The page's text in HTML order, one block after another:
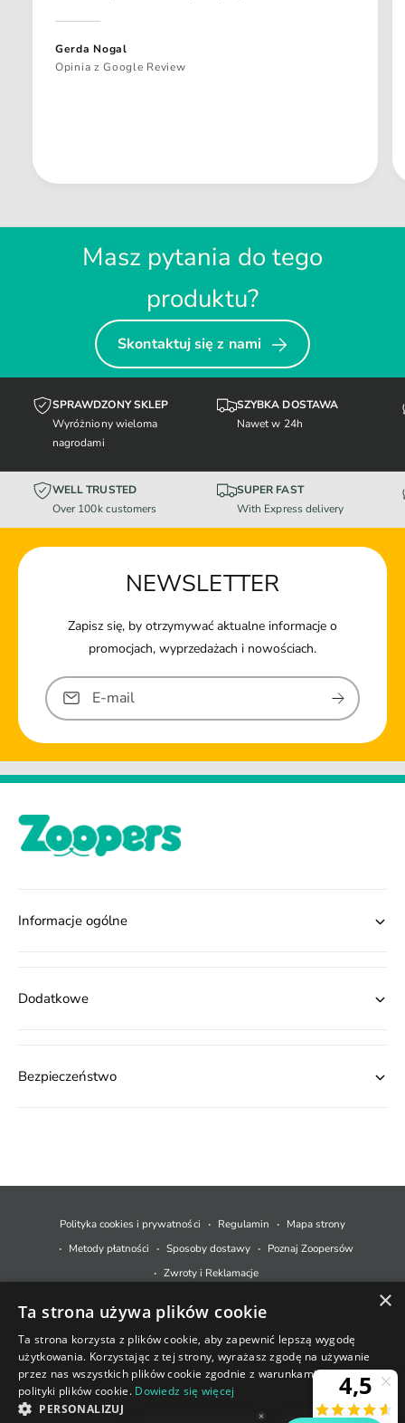
Gerda Nogal
Opinia z Google Review
Masz pytania do tego
produktu?
Skontaktuj się z nami
Ostatnie sztuki!
SPRAWDZONY SKLEP
Wyróżniony wieloma
nagrodami
SZYBKA DOSTAWA
Nawet w 24h
WELL TRUSTED
Over 100k customers
SUPER FAST
With Express delivery
NEWSLETTER
Zapisz się, by otrzymywać aktualne informacje o
promocjach, wyprzedażach i nowościach.
E-mail
Informacje ogólne
Dodatkowe
Bezpieczeństwo
e
y
p
ł
a
t
n
© 2026,Zoopers.pl. Technologia Shopify
Polityka cookies i prywatności Regulamin
Mapa strony
Metody płatności
Sposoby dostawy
Poznaj Zoopersów
Zwroty i Reklamacje
+48 733 550 021
sklep@zoopers.pl
×
Ta strona używa plików cookie
Ta strona korzysta z plików cookie, aby zapewnić lepszą wygodę
użytkowania. Korzystając z tej strony, wyrażasz zgodę na używanie
przez nas wszystkich plików cookie zgodnie z warunkami naszej
polityki plików cookie. Dowiedz się więcej
PERSONALIZUJ